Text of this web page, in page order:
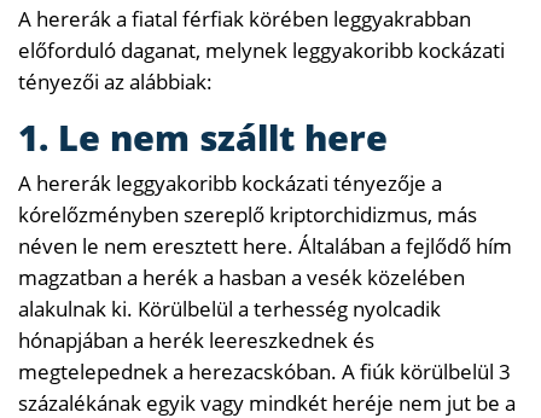
A hererák a fiatal férfiak körében leggyakrabban
előforduló daganat, melynek leggyakoribb kockázati
tényezői az alábbiak:
1. Le nem szállt here
A hererák leggyakoribb kockázati tényezője a
kórelőzményben szereplő kriptorchidizmus, más
néven le nem eresztett here. Általában a fejlődő hím
magzatban a herék a hasban a vesék közelében
alakulnak ki. Körülbelül a terhesség nyolcadik
hónapjában a herék leereszkednek és
megtelepednek a herezacskóban. A fiúk körülbelül 3
százalékának egyik vagy mindkét heréje nem jut be a